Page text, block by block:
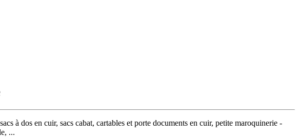
à dos en cuir, sacs cabat, cartables et porte documents en cuir, petite maroquinerie -
...